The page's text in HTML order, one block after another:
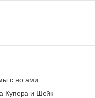
с ногами
Купера и Шейк